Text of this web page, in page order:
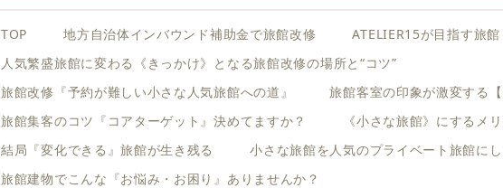
TOP 地方自治体インバウンド補助金で旅館改修
ATELIER15が目指す旅
人気繁盛旅館に変わる《きっかけ》となる旅館改修の場所と“コツ”
旅館改修『予約が難しい小さな人気旅館への道』
旅館客室の印象が激変する【
旅館集客のコツ『コアターゲット』決めてますか？
《小さな旅館》にするメ
結局『変化できる』旅館が生き残る
小さな旅館を人気のプライベート旅館に
旅館建物でこんな『お悩み・お困り』ありませんか？